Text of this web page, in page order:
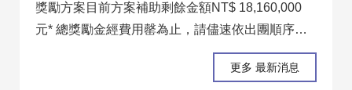
獎勵方案目前方案補助剩餘金額NT$ 18,160,000
元* 總獎勵金經費用罄為止，請儘速依出團順序申
請！(總獎勵金 2,000 萬元)一、獎勵對象代辦團體
旅遊之國內合法設立旅行業，統一由 台灣旅行社
更多 最新消息